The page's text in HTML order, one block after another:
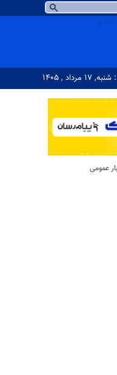
مرداد , ۱۴۰۵
عمومی